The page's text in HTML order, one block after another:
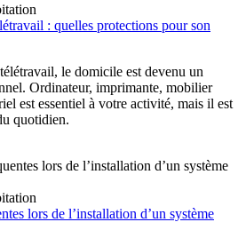
: quelles protections pour son
le domicile est devenu un
Ordinateur, imprimante, mobilier
est essentiel à votre activité, mais il est
quotidien.
lors de l’installation d’un système